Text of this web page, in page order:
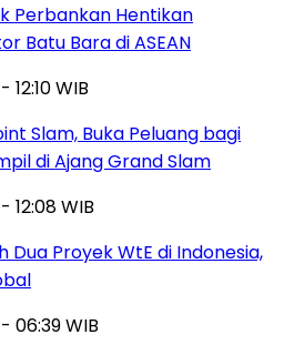
Perbankan Hentikan
Batu Bara di ASEAN
WIB
Slam, Buka Peluang bagi
di Ajang Grand Slam
12:08 WIB
Dua Proyek WtE di Indonesia,
06:39 WIB